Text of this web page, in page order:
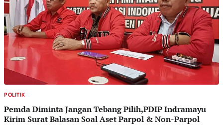
POLITIK
Pemda Diminta Jangan Tebang Pilih,PDIP Indramayu
Kirim Surat Balasan Soal Aset Parpol & Non-Parpol